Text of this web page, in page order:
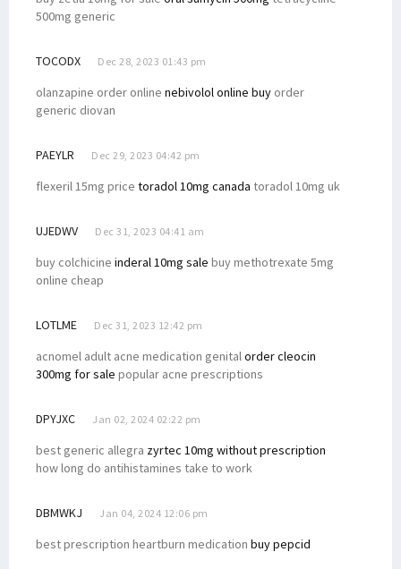
500mg generic
TOCODX Dec 28, 2023 01:43 pm
olanzapine order online nebivolol online buy order
generic diovan
PAEYLR Dec 29, 2023 04:42 pm
flexeril 15mg price toradol 10mg canada toradol 10mg uk
UJEDWV Dec 31, 2023 04:41 am
buy colchicine inderal 10mg sale buy methotrexate 5mg
online cheap
LOTLME Dec 31, 2023 12:42 pm
acnomel adult acne medication genitalorder cleocin
300mg for sale popular acne prescriptions
DPYJXC Jan 02, 2024 02:22 pm
best generic allegra zyrtec 10mg without prescription
how long do antihistamines take to work
DBMWKJ Jan 04, 2024 12:06 pm
best prescription heartburn medication buy pepcid